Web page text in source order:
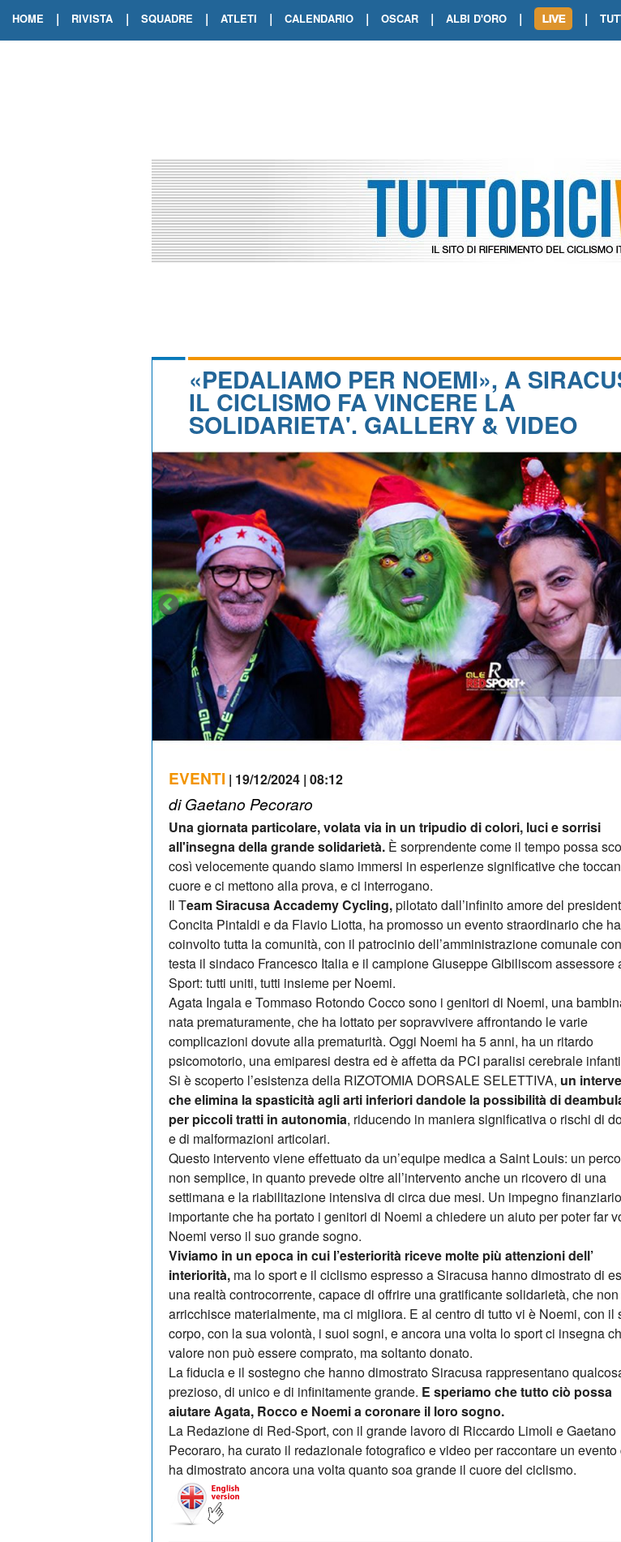
HOME | RIVISTA | SQUADRE | ATLETI | CALENDARIO | OSCAR | ALBI D'ORO |
TOUR DE
TOUR DE
|
«PEDALIAMO PER NOEMI», A
IL CICLISMO FA VINCERE LA
SOLIDARIETA'. GALLERY & VIDEO
EVENTI | 19/12/2024 | 08:12
di Gaetano Pecoraro
Una giornata particolare, volata via in un tripudio di colori, luci e sorrisi
all'insegna della grande solidarietà. È sorprendente come il tempo possa
così velocemente quando siamo immersi in esperienze significative che
cuore e ci mettono alla prova, e ci interrogano.
Il Team Siracusa Accademy Cycling,pilotato dall’infinito amore del
Concita Pintaldi e da Flavio Liotta, ha promosso un evento straordinario che ha
coinvolto tutta la comunità, con il patrocinio dell’amministrazione comunale
testa il sindaco Francesco Italia e il campione Giuseppe Gibiliscom assessore
Sport: tutti uniti, tutti insieme per Noemi.
Agata Ingala e Tommaso Rotondo Cocco sono i genitori di Noemi, una
nata prematuramente, che ha lottato per sopravvivere affrontando le varie
complicazioni dovute alla prematurità. Oggi Noemi ha 5 anni, ha un ritardo
psicomotorio, una emiparesi destra ed è affetta da PCI paralisi cerebrale
Si è scoperto l’esistenza della RIZOTOMIA DORSALE SELETTIVA, un
che elimina la spasticità agli arti inferiori dandole la possibilità di
per piccoli tratti in autonomia, riducendo in maniera significativa o rischi di
e di malformazioni articolari.
Questo intervento viene effettuato da un’equipe medica a Saint Louis: un
non semplice, in quanto prevede oltre all’intervento anche un ricovero di una
settimana e la riabilitazione intensiva di circa due mesi. Un impegno finanziario
importante che ha portato i genitori di Noemi a chiedere un aiuto per poter far
Noemi verso il suo grande sogno.
Viviamo in un epoca in cui l’esteriorità riceve molte più attenzioni dell’
interiorità, ma lo sport e il ciclismo espresso a Siracusa hanno dimostrato di
una realtà controcorrente, capace di offrire una gratificante solidarietà, che
arricchisce materialmente, ma ci migliora. E al centro di tutto vi è Noemi, con il
corpo, con la sua volontà, i suoi sogni, e ancora una volta lo sport ci insegna
valore non può essere comprato, ma soltanto donato.
La fiducia e il sostegno che hanno dimostrato Siracusa rappresentano
prezioso, di unico e di infinitamente grande. E speriamo che tutto ciò possa
aiutare Agata, Rocco e Noemi a coronare il loro sogno.
La Redazione di Red-Sport, con il grande lavoro di Riccardo Limoli e Gaetano
Pecoraro, ha curato il redazionale fotografico e video per raccontare un evento
ha dimostrato ancora una volta quanto soa grande il cuore del ciclismo.
#334 CHARLY